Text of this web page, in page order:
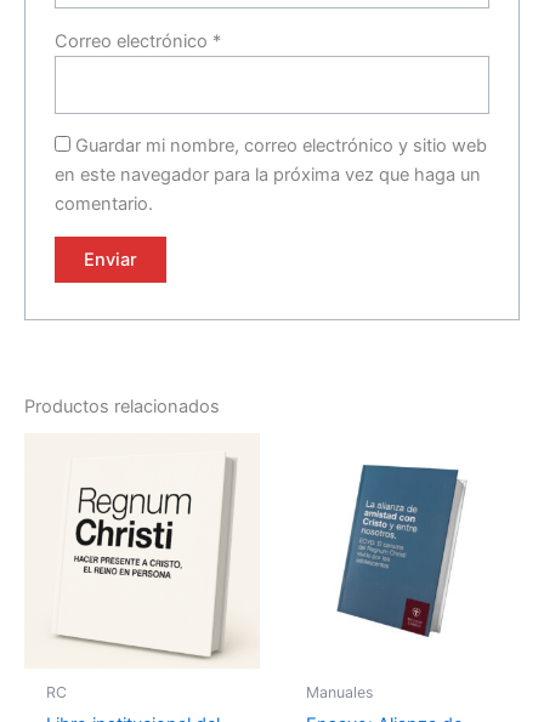
Correo electrónico *
Guardar mi nombre, correo electrónico y sitio web
en este navegador para la próxima vez que haga un
comentario.
Productos relacionados
RC Manuales